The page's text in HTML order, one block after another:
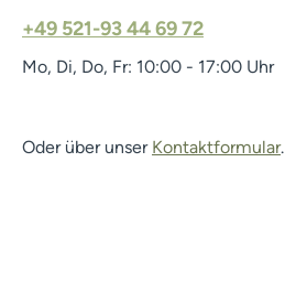
+49 521-93 44 69 72
Mo, Di, Do, Fr: 10:00 - 17:00 Uhr
Oder über unser Kontaktformular.